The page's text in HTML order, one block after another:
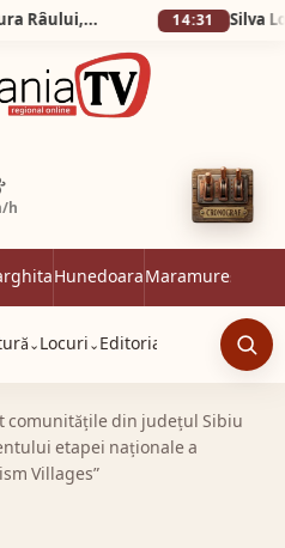
Silva Logistic Services. Orlat, Cibin, Gura Râului, Paltinis, Arena Platos, Iezeru Mare, drumul spre inima Mǎrginimii. 14:31
h
HunedoaraMaramureș
⌄ Locuri ⌄ Editorial
comunitățile din județul Sibiu
etapei naționale a
Villages”